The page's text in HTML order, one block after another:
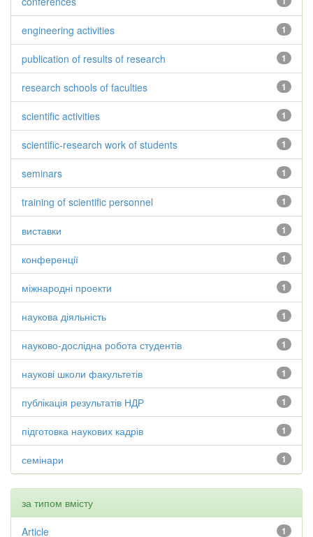
1
engineering activities
1
publication of results of research
1
research schools of faculties
1
scientific activities
1
scientific-research work of students
1
seminars
1
training of scientific personnel
1
виставки
1
конференції
1
міжнародні проекти
1
наукова діяльність
1
науково-дослідна робота студентів
1
наукові школи факультетів
1
публікація результатів НДР
1
підготовка наукових кадрів
1
семінари
за типом вмісту
1
Article